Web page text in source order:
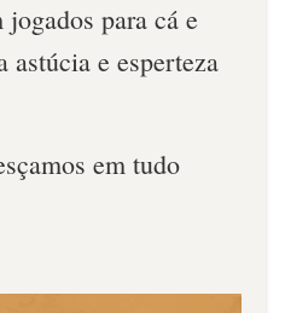
para cá e
astúcia e esperteza
em tudo